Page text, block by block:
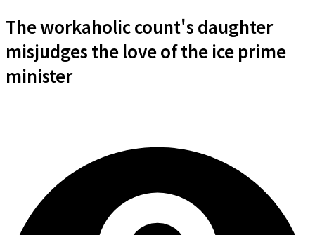
The workaholic count's daughter
misjudges the love of the ice prime
minister